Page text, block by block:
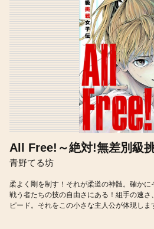
All Free!～絶対!無差別級
青野てる坊
柔よく剛を制す！それが柔道の神髄。確かに
戦う者たちの技の自由さにある！組手の速
ピード。それをこの小さな主人公が体現しま